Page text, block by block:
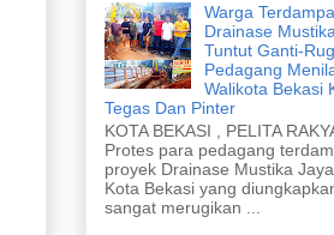
Warga
Drainase
Tuntut Ganti-
Pedagang
Walikota Bekasi
Tegas Dan Pinter
KOTA BEKASI , PELITA
Protes para pedagang
proyek Drainase Mustika
Kota Bekasi yang
sangat merugikan ...